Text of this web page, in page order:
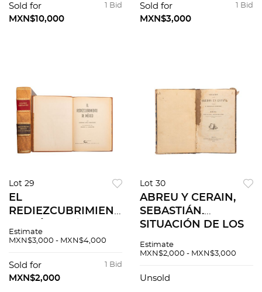
GUATEMALA Y DE
LOS TRABAJOS
1 Bid
Sold for
MXN$10,000
NACIÓN, 1951.
Ilustrado.
1 Bid
Sold for
MXN$3,000
Lot 29
EL
REDIEZCUBRIMIENTO
RECORRIENDO
CABALLO. Piezas: 2.
Estimate
MXN$3,000 - MXN$4,000
1 Bid
Sold for
MXN$2,000
Lot 30
ABREU Y CERAIN,
SEBASTIÁN.
SITUACIÓN DE LOS
ESPAÑA Y MEDIOS
CONDICIONES.
Estimate
MXN$2,000 - MXN$3,000
Unsold